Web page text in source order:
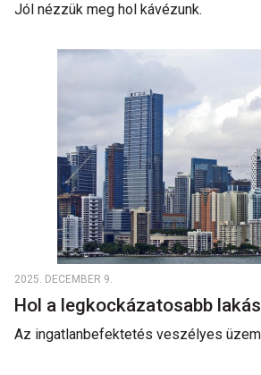
Jól nézzük meg hol kávézunk.
2025. DECEMBER 9.
Hol a legkockázatosabb
Az ingatlanbefektetés veszélyes